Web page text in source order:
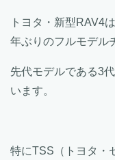
トヨタ・新型RAV4
年ぶりのフルモデル
先代モデルである3
います。
特にTSS（トヨタ・